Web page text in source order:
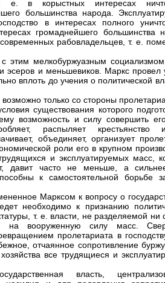
е. в корыстных интересах
большинства народа.
в интересах полного
громаднейшего большинства
рабовладельцев, т. е.
этим мелкобуржуазным
эсеров и меньшевиков. Маркс провел
вплоть до учения о политической
только со стороны
существования которого
возможность и силу совершить
распыляет
объединяет, организует
роли его в крупном
и эксплуатируемых масс,
давит часто не меньше, а
к самостоятельной борьбе
Марксом к вопросу о
необходимо к признанию
т. е. власти, не разделяемой ни
на вооруженную силу масс.
пролетариата в
отчаянное сопротивление
все трудящиеся и
власть,